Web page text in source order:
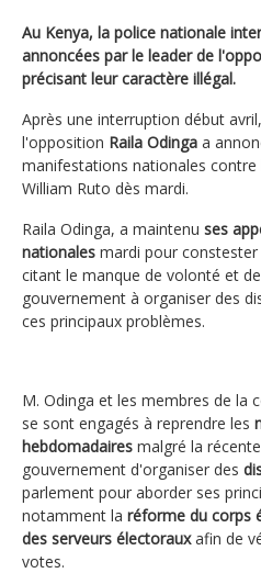
Au Kenya, la police nationale
annoncées par le leader de
précisant leur caractère illégal.
Après une interruption début
l'opposition Raila Odinga a
manifestations nationales
William Ruto dès mardi.
Raila Odinga, a maintenu ses
nationales mardi pour
citant le manque de volonté et
gouvernement à organiser des
ces principaux problèmes.
M. Odinga et les membres de la
se sont engagés à reprendre les
hebdomadaires malgré la
gouvernement d'organiser des
parlement pour aborder ses
notamment la réforme du corps
des serveurs électorauxafin de
votes.